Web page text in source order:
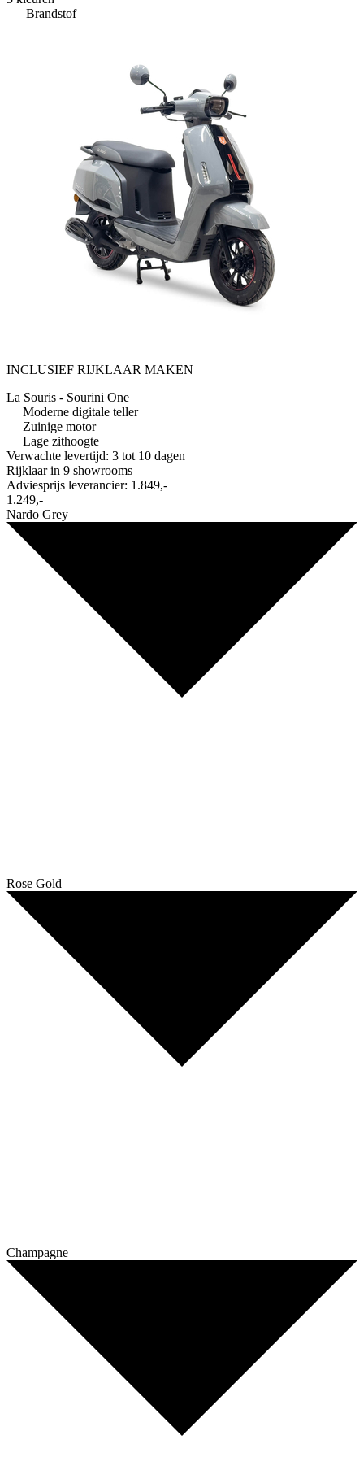
Brandstof
INCLUSIEF RIJKLAAR MAKEN
La Souris - Sourini One
Moderne digitale teller
Zuinige motor
Lage zithoogte
Verwachte levertijd: 3 tot 10 dagen
Rijklaar in 9 showrooms
Adviesprijs leverancier: 1.849,-
1.249,-
Nardo Grey
Rose Gold
Champagne